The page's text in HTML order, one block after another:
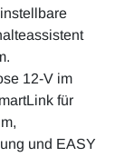
12-V im
für
und EASY